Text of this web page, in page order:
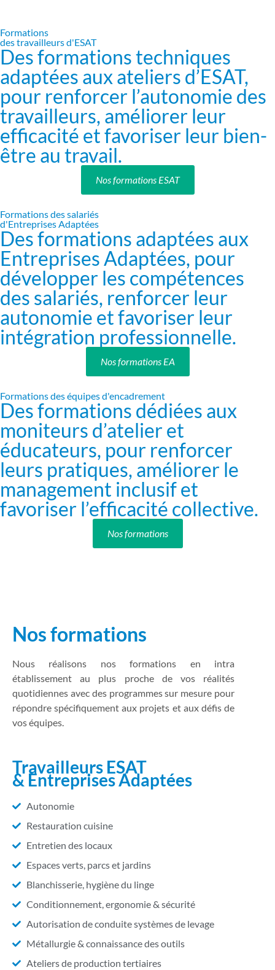
Formations
des travailleurs d'ESAT
Des formations techniques
adaptées aux ateliers d’ESAT,
pour renforcer l’autonomie des
travailleurs, améliorer leur
efficacité et favoriser leur bien-
être au travail.
Nos formations ESAT
Formations des salariés
d'Entreprises Adaptées
Des formations adaptées aux
Entreprises Adaptées, pour
développer les compétences
des salariés, renforcer leur
autonomie et favoriser leur
intégration professionnelle.
Nos formations EA
Formations des équipes d'encadrement
Des formations dédiées aux
moniteurs d’atelier et
éducateurs, pour renforcer
leurs pratiques, améliorer le
management inclusif et
favoriser l’efficacité collective.
Nos formations
Nos formations
Nous réalisons nos formations en intra
établissement au plus proche de vos réalités
quotidiennes avec des programmes sur mesure pour
répondre spécifiquement aux projets et aux défis de
vos équipes.
Travailleurs ESAT
& Entreprises Adaptées
Autonomie
Restauration cuisine
Entretien des locaux
Espaces verts, parcs et jardins
Blanchisserie, hygiène du linge
Conditionnement, ergonomie & sécurité
Autorisation de conduite systèmes de levage
Métallurgie & connaissance des outils
Ateliers de production tertiaires